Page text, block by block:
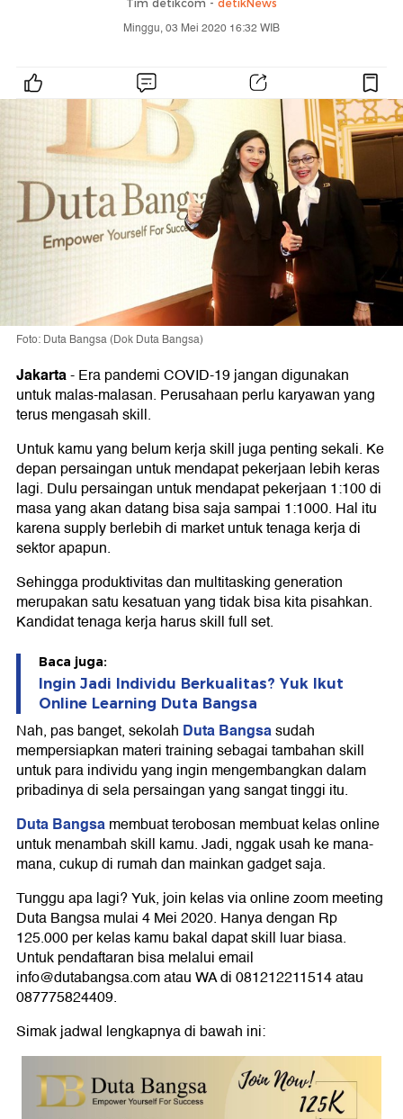
Tim detikcom - detikNews
Minggu, 03 Mei 2020 16:32 WIB
Foto: Duta Bangsa (Dok Duta Bangsa)
Jakarta-Era pandemi COVID-19 jangan digunakan
untuk malas-malasan. Perusahaan perlu karyawan yang
terus mengasah skill.
Untuk kamu yang belum kerja skill juga penting sekali. Ke
depan persaingan untuk mendapat pekerjaan lebih keras
lagi. Dulu persaingan untuk mendapat pekerjaan 1:100 di
masa yang akan datang bisa saja sampai 1:1000. Hal itu
karena supply berlebih di market untuk tenaga kerja di
sektor apapun.
Sehingga produktivitas dan multitasking generation
merupakan satu kesatuan yang tidak bisa kita pisahkan.
Kandidat tenaga kerja harus skill full set.
Baca juga:
Ingin Jadi Individu Berkualitas? Yuk Ikut
Online Learning Duta Bangsa
Nah, pas banget, sekolah Duta Bangsasudah
mempersiapkan materi training sebagai tambahan skill
untuk para individu yang ingin mengembangkan dalam
pribadinya di sela persaingan yang sangat tinggi itu.
Duta Bangsamembuat terobosan membuat kelas online
untuk menambah skill kamu. Jadi, nggak usah ke mana-
mana, cukup di rumah dan mainkan gadget saja.
Tunggu apa lagi? Yuk, join kelas via online zoom meeting
Duta Bangsa mulai 4 Mei 2020. Hanya dengan Rp
125.000 per kelas kamu bakal dapat skill luar biasa.
Untuk pendaftaran bisa melalui email
info@dutabangsa.com atau WA di 081212211514 atau
087775824409.
Simak jadwal lengkapnya di bawah ini: